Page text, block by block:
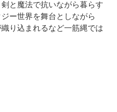
と魔法で抗いながら暮らす
ー世界を舞台としながら
り込まれるなど一筋縄では